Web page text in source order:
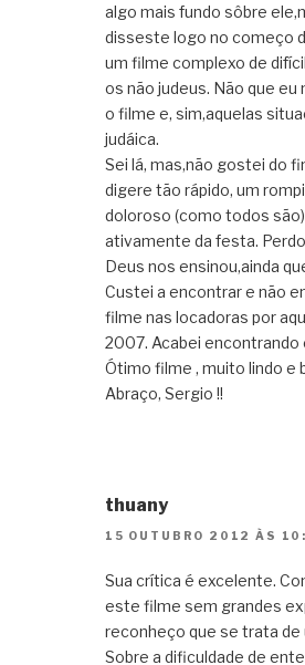
algo mais fundo sôbre
disseste logo no começo
um filme complexo de
os não judeus. Não que
o filme e, sim,aquelas
judáica.
Sei lá, mas,não gostei do
digere tão rápido, um
doloroso (como todos
ativamente da festa.
Deus nos ensinou,ainda
Custei a encontrar e não
filme nas locadoras por
2007. Acabei encontrando
Ótimo filme , muito lindo e
Abraço, Sergio !!
thuany
15 OUTUBRO 2012 ÀS
Sua crítica é excelente.
este filme sem grandes
reconheço que se trata de
Sobre a dificuldade de